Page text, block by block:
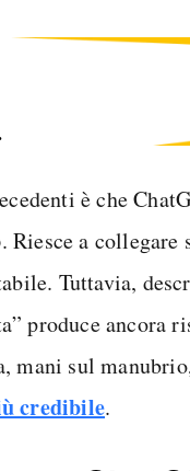
è che
. Riesce a collegare
Tuttavia,
produce ancora
mani sul
credibile.